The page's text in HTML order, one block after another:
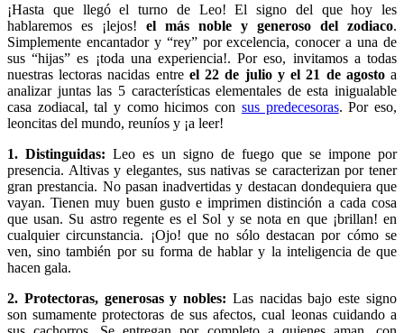
¡Hasta que llegó el turno de Leo! El signo del que hoy les
hablaremos es ¡lejos! el más noble y generoso del zodiaco.
Simplemente encantador y “rey” por excelencia, conocer a una de
sus “hijas” es ¡toda una experiencia!. Por eso, invitamos a todas
nuestras lectoras nacidas entre el 22 de julio y el 21 de agostoa
analizar juntas las 5 características elementales de esta inigualable
casa zodiacal, tal y como hicimos con sus predecesoras. Por eso,
leoncitas del mundo, reuníos y ¡a leer!
1. Distinguidas: Leo es un signo de fuego que se impone por
presencia. Altivas y elegantes, sus nativas se caracterizan por tener
gran prestancia. No pasan inadvertidas y destacan dondequiera que
vayan. Tienen muy buen gusto e imprimen distinción a cada cosa
que usan. Su astro regente es el Sol y se nota en que ¡brillan! en
cualquier circunstancia. ¡Ojo! que no sólo destacan por cómo se
ven, sino también por su forma de hablar y la inteligencia de que
hacen gala.
2. Protectoras, generosas y nobles: Las nacidas bajo este signo
son sumamente protectoras de sus afectos, cual leonas cuidando a